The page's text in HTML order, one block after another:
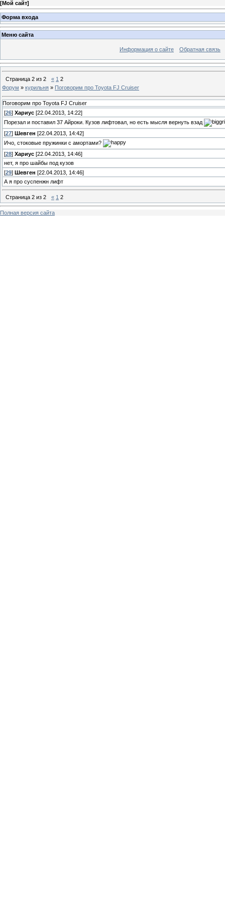
[Мой сайт]
Форма входа
Меню сайта
Информация о сайте Обратная связь
Страница 2 из 2 « 1 2
Форум » курильня » Поговорим про Toyota FJ Cruiser
Поговорим про Toyota FJ Cruiser
[26] Хариус [22.04.2013, 14:22]
Порезал и поставил 37 Айроки. Кузов лифтовал, но есть мысля вернуть взад
[27] Шевген [22.04.2013, 14:42]
Ичо, стоковые пружинки с амортами?
[28] Хариус [22.04.2013, 14:46]
нет, я про шайбы под кузов
[29] Шевген [22.04.2013, 14:46]
А я про суспенжн лифт
Страница 2 из 2 « 1 2
Полная версия сайта